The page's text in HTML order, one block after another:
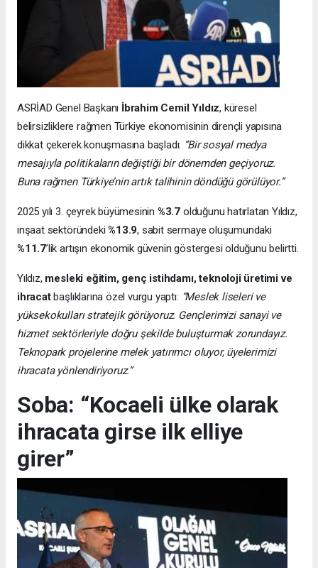
ASRİAD Genel Başkanı İbrahim Cemil Yıldız, küresel
belirsizliklere rağmen Türkiye ekonomisinin dirençli yapısına
dikkat çekerek konuşmasına başladı: “Bir sosyal medya
mesajıyla politikaların değiştiği bir dönemden geçiyoruz.
Buna rağmen Türkiye’nin artık talihinin döndüğü görülüyor.”
2025 yılı 3. çeyrek büyümesinin %3.7 olduğunu hatırlatan Yıldız,
inşaat sektöründeki%13.9, sabit sermaye oluşumundaki
%11.7’lik artışın ekonomik güvenin göstergesi olduğunu belirtti.
Yıldız, mesleki eğitim, genç istihdamı, teknoloji üretimi ve
ihracatbaşlıklarına özel vurgu yaptı: “Meslek liseleri ve
yüksekokulları stratejik görüyoruz. Gençlerimizi sanayi ve
hizmet sektörleriyle doğru şekilde buluşturmak zorundayız.
Teknopark projelerine melek yatırımcı oluyor, üyelerimizi
ihracata yönlendiriyoruz.”
Soba: “Kocaeli ülke olarak
ihracata girse ilk elliye
girer”